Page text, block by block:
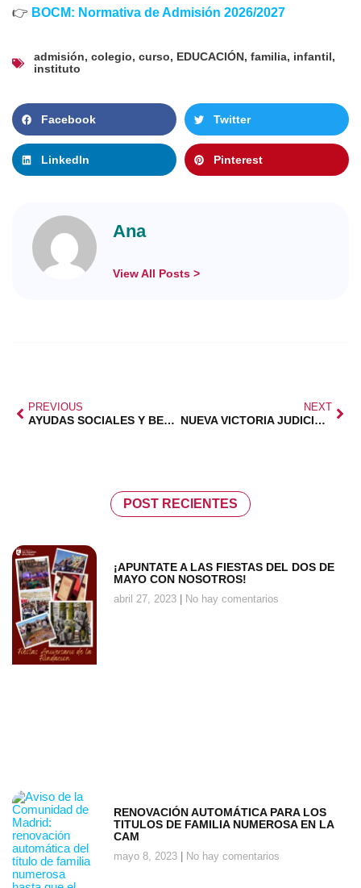
👉 BOCM: Normativa de Admisión 2026/2027
admisión, colegio, curso, EDUCACIÓN, familia, infantil,
instituto
Facebook Twitter
LinkedIn Pinterest
Ana
View All Posts >
PREVIOUS
AYUDAS SOCIALES Y BECAS
NEXT
NUEVA VICTORIA JUDICIAL A FAVOR DE LAS FAMILIAS
POST RECIENTES
¡APUNTATE A LAS FIESTAS DEL DOS DE
MAYO CON NOSOTROS!
abril 27, 2023 No hay comentarios
RENOVACIÓN AUTOMÁTICA PARA LOS
TITULOS DE FAMILIA NUMEROSA EN LA
CAM
mayo 8, 2023 No hay comentarios